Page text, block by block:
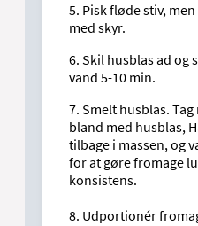
5. Pisk fløde stiv,
med skyr.
6. Skil husblas ad
vand 5-10 min.
7. Smelt husblas.
bland med husblas,
tilbage i massen, og
for at gøre fromage
konsistens.
8. Udportionér